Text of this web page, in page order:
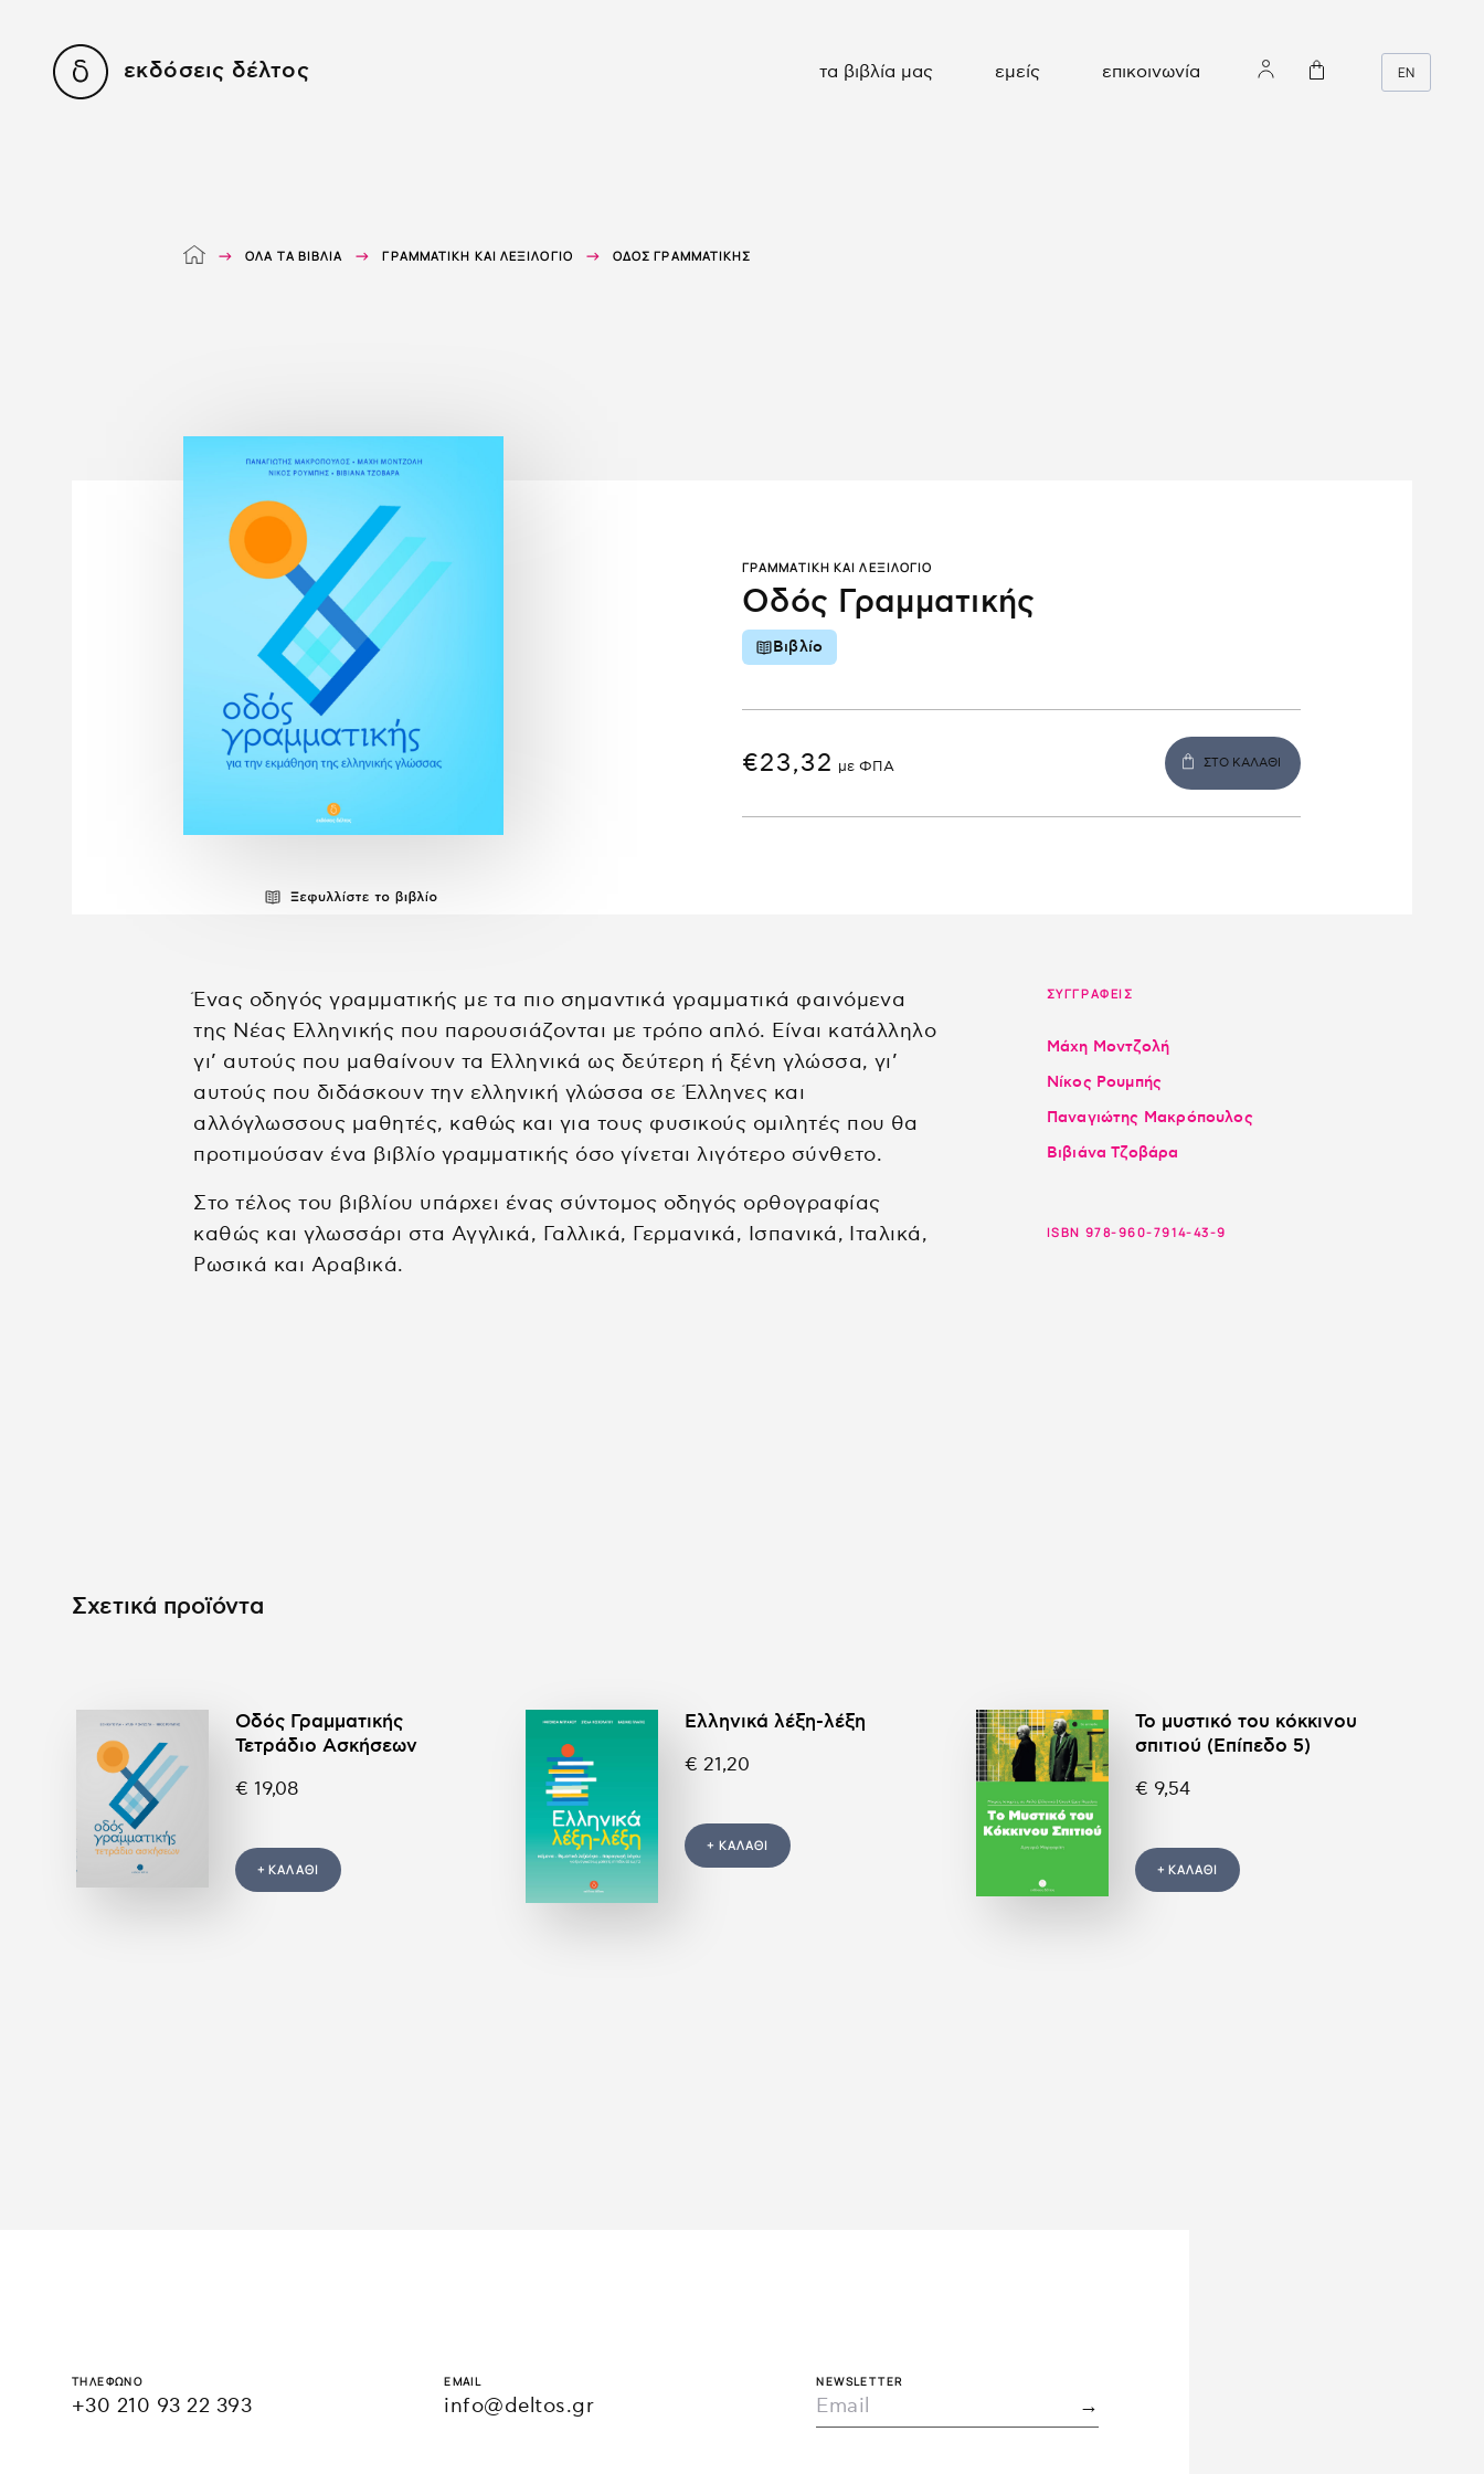
εκδόσεις δέλτος τα βιβλία μας εμείς επικοινωνία EN
ΌΛΑ ΤΑ ΒΙΒΛΊΑ ΓΡΑΜΜΑΤΙΚΉ ΚΑΙ ΛΕΞΙΛΌΓΙΟ ΟΔΌΣ ΓΡΑΜΜΑΤΙΚΉΣ
Οδός Γραμματικής
ΓΡΑΜΜΑΤΙΚΉ ΚΑΙ ΛΕΞΙΛΌΓΙΟ
Βιβλίο
€23,32 με ΦΠΑ ΣΤΟ ΚΑΛΑΘΙ
Ένας οδηγός γραμματικής με τα πιο σημαντικά γραμματικά φαινόμενα
της Νέας Ελληνικής που παρουσιάζονται με τρόπο απλό. Είναι κατάλληλο
γι’ αυτούς που μαθαίνουν τα Ελληνικά ως δεύτερη ή ξένη γλώσσα, γι’
αυτούς που διδάσκουν την ελληνική γλώσσα σε Έλληνες και
αλλόγλωσσους μαθητές, καθώς και για τους φυσικούς ομιλητές που θα
προτιμούσαν ένα βιβλίο γραμματικής όσο γίνεται λιγότερο σύνθετο.
Στο τέλος του βιβλίου υπάρχει ένας σύντομος οδηγός ορθογραφίας
καθώς και γλωσσάρι στα Αγγλικά, Γαλλικά, Γερμανικά, Ισπανικά, Ιταλικά,
Ρωσικά και Αραβικά.
ΣΥΓΓΡΑΦΕΙΣ
Μάχη Μοντζολή
Νίκος Ρουμπής
Παναγιώτης Μακρόπουλος
Βιβιάνα Τζοβάρα
ISBN 978-960-7914-43-9
Σχετικά προϊόντα
Οδός Γραμματικής
Τετράδιο Ασκήσεων
€ 19,08
+ ΚΑΛΑΘΙ
Ελληνικά λέξη-λέξη
€ 21,20
+ ΚΑΛΑΘΙ
Το μυστικό του κόκκινου
σπιτιού (Επίπεδο 5)
€ 9,54
+ ΚΑΛΑΘΙ
ΤΗΛΕΦΩΝΟ
+30 210 93 22 393
EMAIL
info@deltos.gr
NEWSLETTER